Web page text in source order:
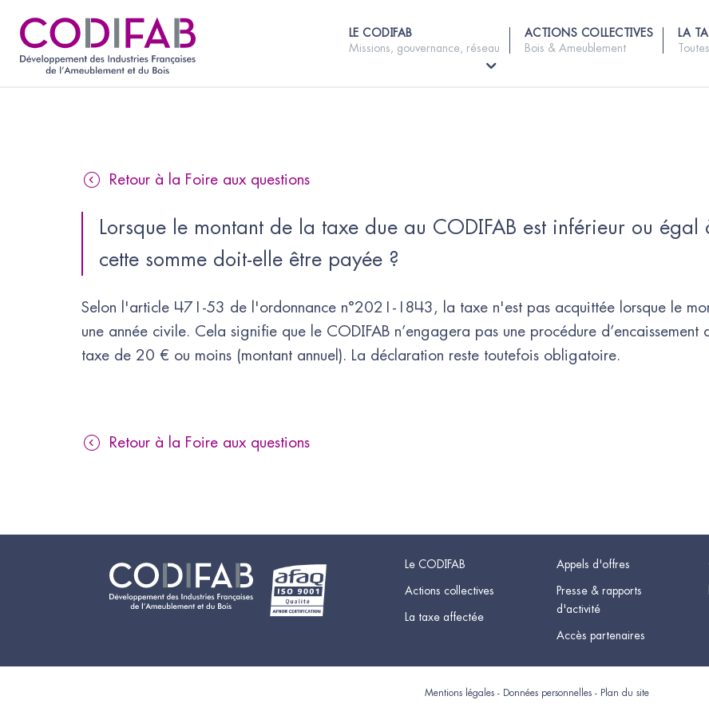
LE CODIFAB
Missions, gouvernance, réseau
ACTIONS COLLECTIVES
Bois & Ameublement
LA
Retour à la Foire aux questions
Lorsque le montant de la taxe due au CODIFAB est inférieur ou
cette somme doit-elle être payée ?
Selon l'article 471-53 de l'ordonnance n°2021-1843, la taxe n'est pas acquittée lorsque le
une année civile. Cela signifie que le CODIFAB n’engagera pas une procédure
taxe de 20 € ou moins (montant annuel). La déclaration reste toutefois obligatoire.
Retour à la Foire aux questions
Le CODIFAB
Actions collectives
La taxe affectée
Appels d'offres
Presse & rapports
d'activité
Accès partenaires
Mentions légales- Données personnelles- Plan du site